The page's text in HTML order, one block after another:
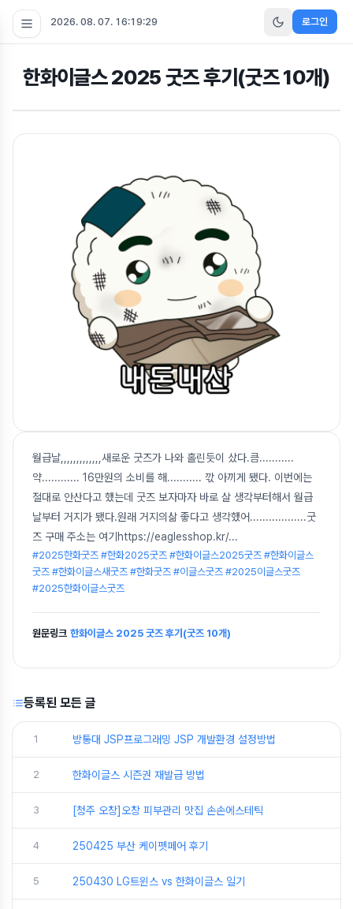
2026. 08. 07. 16:19:30 로그인
한화이글스 2025 굿즈 후기(굿즈 10개)
월급날,,,,,,,,,,,,,새로운 굿즈가 나와 홀린듯이 샀다.큼...........
약............ 16만원의 소비를 해........... 깏 아끼게 됐다. 이번에는
절대로 안산다고 했는데 굿즈 보자마자 바로 살 생각부터해서 월급
날부터 거지가 됐다.원래 거지의삶 좋다고 생각했어..................굿
즈 구매 주소는 여기https://eaglesshop.kr/...
#2025한화굿즈 #한화2025굿즈 #한화이글스2025굿즈 #한화이글스
굿즈 #한화이글스새굿즈 #한화굿즈 #이글스굿즈 #2025이글스굿즈
#2025한화이글스굿즈
원문링크 한화이글스 2025 굿즈 후기(굿즈 10개)
등록된 모든 글
1 방통대 JSP프로그래밍 JSP 개발환경 설정방법
2 한화이글스 시즌권 재발급 방법
3 [청주 오창]오창 피부관리 맛집 손손에스테틱
4 250425 부산 케이펫페어 후기
5 250430 LG트윈스 vs 한화이글스 일기